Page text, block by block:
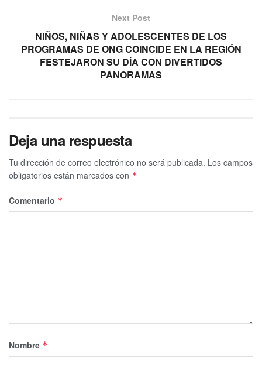
Next Post
NIÑOS, NIÑAS Y ADOLESCENTES DE LOS
PROGRAMAS DE ONG COINCIDE EN LA REGIÓN
FESTEJARON SU DÍA CON DIVERTIDOS
PANORAMAS
Deja una respuesta
Tu dirección de correo electrónico no será publicada. Los campos
obligatorios están marcados con *
Comentario *
Nombre *